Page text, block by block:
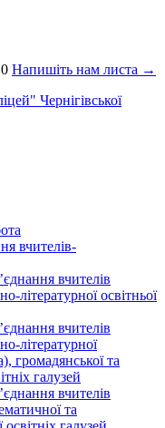
Напишіть нам листа →
Чернігівської
вчителів-
вчителів
літературної освітньої
вчителів
літературної
громадянської та
галузей
вчителів
та